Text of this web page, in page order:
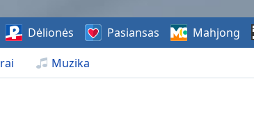
Muzika
Dėlionės Pasiansas Mahjong